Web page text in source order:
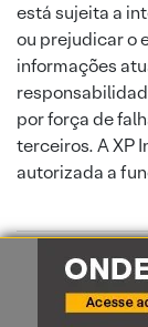
está sujeita a
ou prejudicar o
informações
por força de
terceiros. A XP
autorizada a